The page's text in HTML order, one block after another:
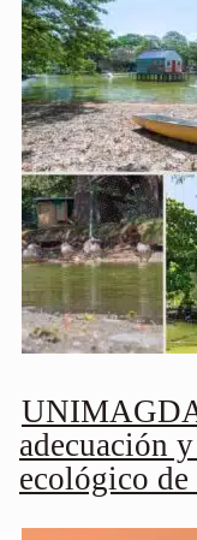
adecuación
ecológico